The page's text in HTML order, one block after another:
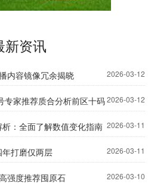
新资讯
内容镜像冗余揭晓 2026-03-12
专家推荐质合分析前区十码2026-03-12
：全面了解数值变化指南 2026-03-11
打磨仅两层 2026-03-11
强度推荐囤原石 2026-03-10